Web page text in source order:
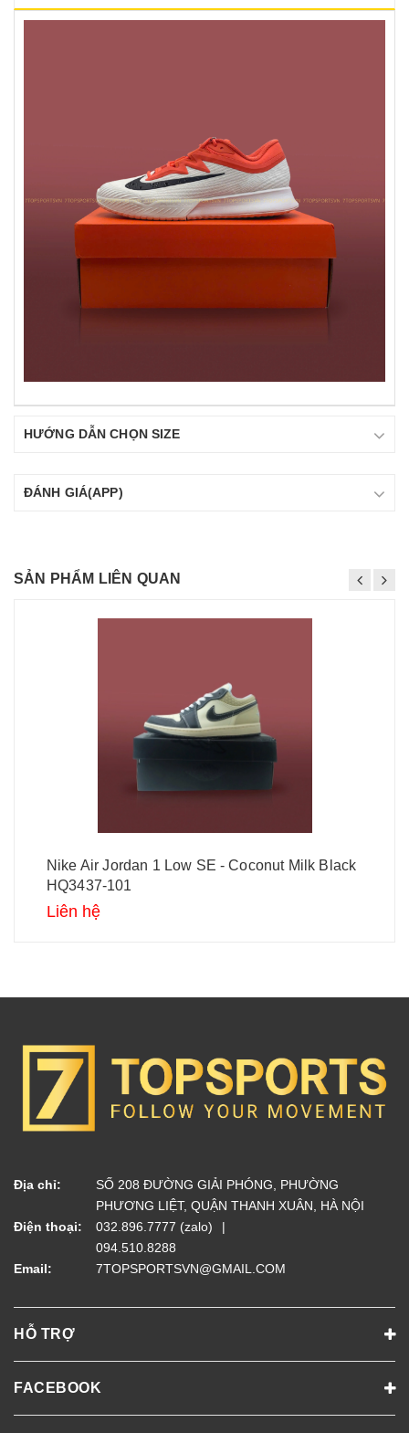
HƯỚNG DẪN CHỌN SIZE
ĐÁNH GIÁ(APP)
SẢN PHẨM LIÊN QUAN
Nike Air Jordan 1 Low SE - Coconut Milk Black
HQ3437-101
Liên hệ
Địa chỉ:
SỐ 208 ĐƯỜNG GIẢI PHÓNG, PHƯỜNG
PHƯƠNG LIỆT, QUẬN THANH XUÂN, HÀ NỘI
Điện thoại:
032.896.7777 (zalo)
094.510.8288
Email:
7TOPSPORTSVN@GMAIL.COM
HỖ TRỢ
FACEBOOK